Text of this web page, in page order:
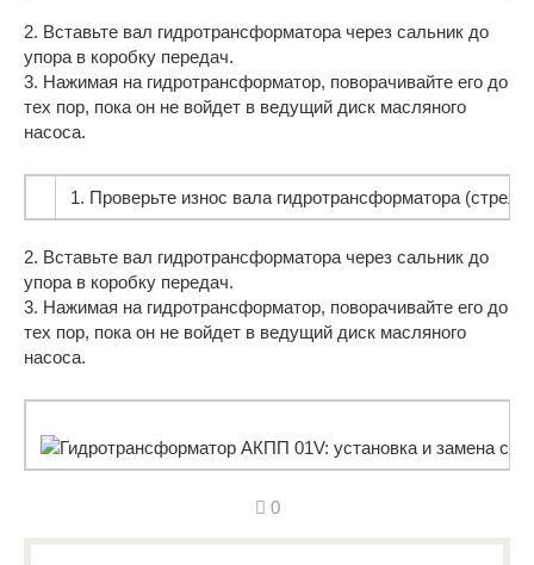
2. Вставьте вал гидротрансформатора через сальник до
упора в коробку передач.
3. Нажимая на гидротрансформатор, поворачивайте его до
тех пор, пока он не войдет в ведущий диск масляного
насоса.
1. Проверьте износ вала гидротрансформатора
2. Вставьте вал гидротрансформатора через сальник до
упора в коробку передач.
3. Нажимая на гидротрансформатор, поворачивайте его до
тех пор, пока он не войдет в ведущий диск масляного
насоса.
0